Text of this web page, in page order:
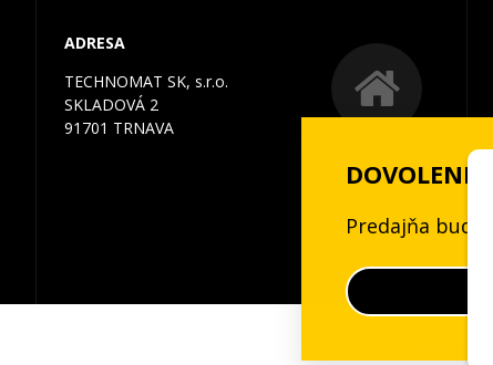
ADRESA
TECHNOMAT SK, s.r.o.
SKLADOVÁ 2
91701 TRNAVA
© 2026
Predajňa bude